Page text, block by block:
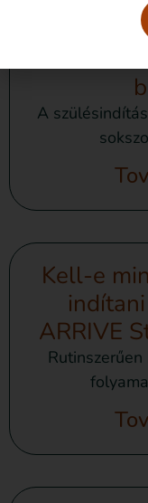
A
Kell-e
ARRIVE